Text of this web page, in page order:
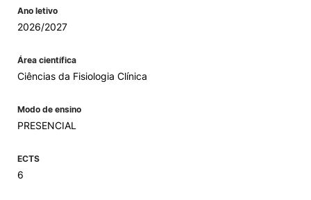
Europeia Política de Privacidade e Cookies
Ano letivo
2026/2027
Área científica
Ciências da Fisiologia Clínica
Modo de ensino
PRESENCIAL
ECTS
6